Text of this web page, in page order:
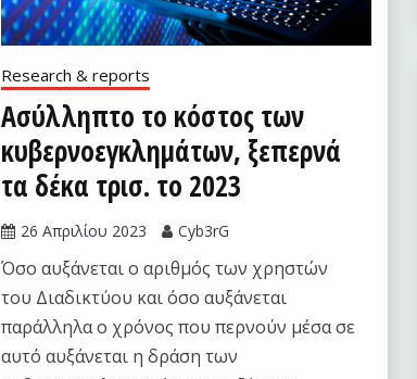
Research & reports
Ασύλληπτο το κόστος των
κυβερνοεγκλημάτων, ξεπερνά
τα δέκα τρισ. το 2023
26 Απριλίου 2023 Cyb3rG
Όσο αυξάνεται ο αριθμός των χρηστών
του Διαδικτύου και όσο αυξάνεται
παράλληλα ο χρόνος που περνούν μέσα σε
αυτό αυξάνεται η δράση των